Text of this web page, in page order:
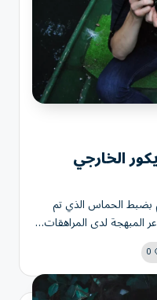
الخارجي
بضبط الحماس الذي تم
المبهجة لدى المراهقات…
0